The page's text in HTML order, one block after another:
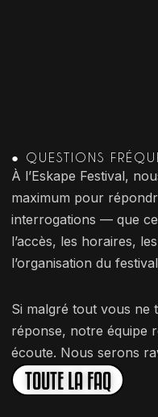
● QUESTIONS
À l’Eskape Festival,
maximum pour
interrogations — que
l’accès, les horaires,
l’organisation du
Si malgré tout vous ne
réponse, notre équipe
écoute. Nous serons
TOUTE LA FAQ